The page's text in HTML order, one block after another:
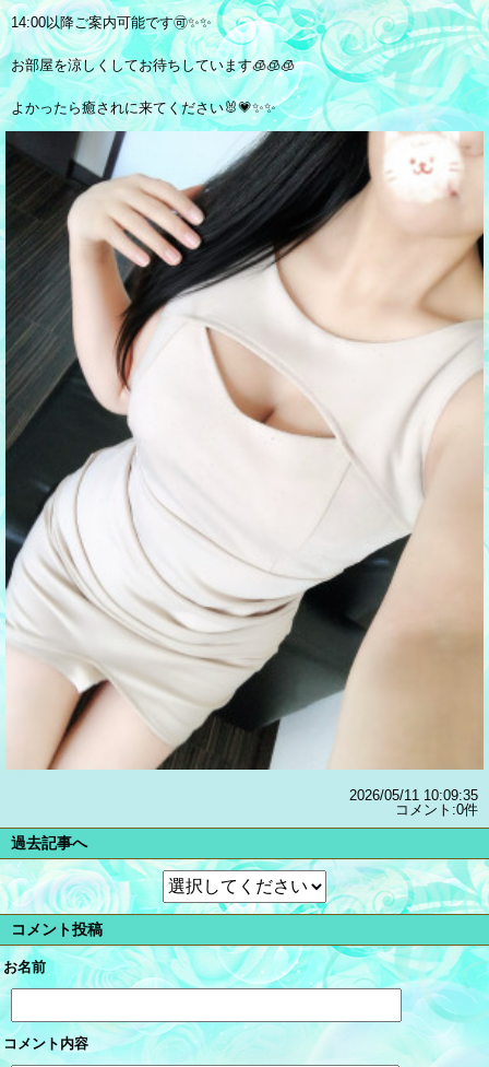
14:00以降ご案内可能です🉑✨✨
お部屋を涼しくしてお待ちしています🧊🧊🧊
よかったら癒されに来てください🐰💗✨✨
2026/05/11 10:09:35
コメント:0件
過去記事へ
コメント投稿
お名前
コメント内容